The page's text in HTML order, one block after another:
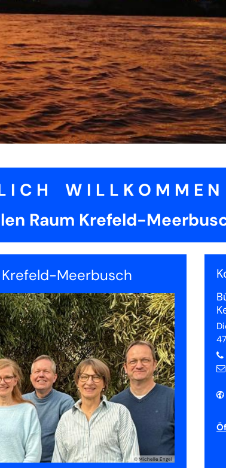
I C H W I L L K O M M E N
Raum Krefeld-
Krefeld-Meerbusch
© Michelle Engel